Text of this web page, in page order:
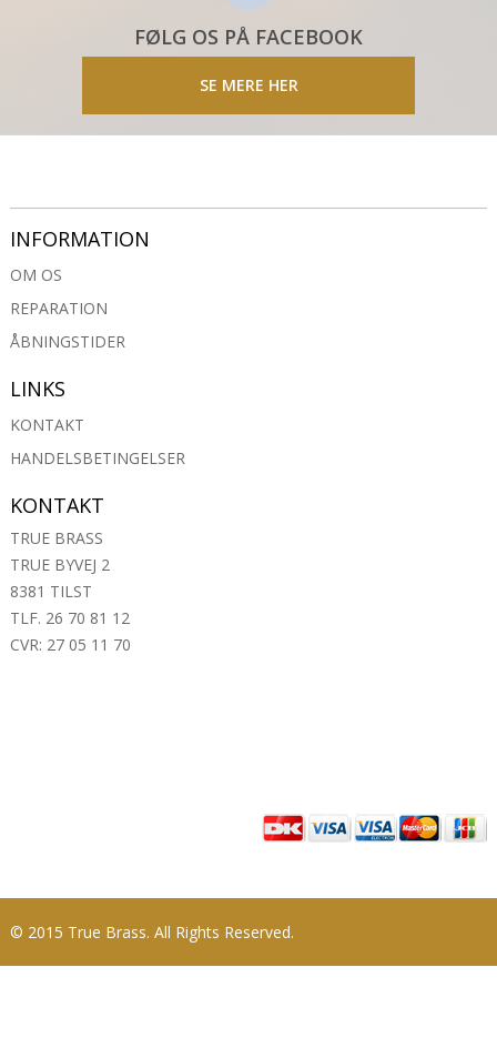
FØLG OS PÅ FACEBOOK
SE MERE HER
INFORMATION
OM OS
REPARATION
ÅBNINGSTIDER
LINKS
KONTAKT
HANDELSBETINGELSER
KONTAKT
TRUE BRASS
TRUE BYVEJ 2
8381 TILST
TLF. 26 70 81 12
CVR: 27 05 11 70
© 2015 True Brass. All Rights Reserved.